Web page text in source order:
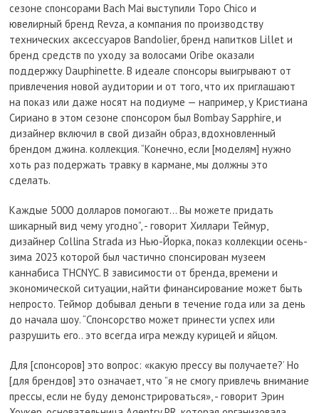
сезоне спонсорами Bach Mai выступили Topo Chico и
ювелирный бренд Revza, а компания по производству
технических аксессуаров Bandolier, бренд напитков Lillet и
бренд средств по уходу за волосами Oribe оказали
поддержку Dauphinette. В идеале спонсоры выигрывают от
привлечения новой аудитории и от того, что их приглашают
на показ или даже носят на подиуме — например, у Кристиана
Сириано в этом сезоне спонсором был Bombay Sapphire, и
дизайнер включил в свой дизайн образ, вдохновленный
брендом джина. коллекция. “Конечно, если [моделям] нужно
хоть раз подержать травку в кармане, мы должны это
сделать.
Каждые 5000 долларов помогают… Вы можете придать
шикарный вид чему угодно”, - говорит Хиллари Теймур,
дизайнер Collina Strada из Нью-Йорка, показ коллекции осень-
зима 2023 которой был частично спонсирован музеем
каннабиса THCNYC. В зависимости от бренда, времени и
экономической ситуации, найти финансирование может быть
непросто. Теймор добывал деньги в течение года или за день
до начала шоу. “Спонсорство может принести успех или
разрушить его.. это всегда игра между курицей и яйцом.
Для [спонсоров] это вопрос: «какую прессу вы получаете?’ Но
[для брендов] это означает, что ”я не смогу привлечь внимание
прессы, если не буду демонстрироваться», - говорит Эрин